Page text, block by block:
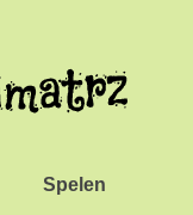
Spelen